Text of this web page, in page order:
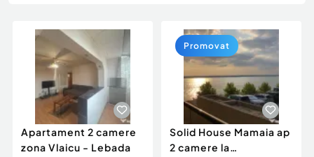
Animale de companie
Afaceri și echipamente profesionale
Inchiriere Bunuri si Vehicule
Piese auto si accesorii
Dacia Duster
Apartament 2 camere
zona Vlaicu - Lebada
Solid House Mamaia ap
2 camere la
Promovat